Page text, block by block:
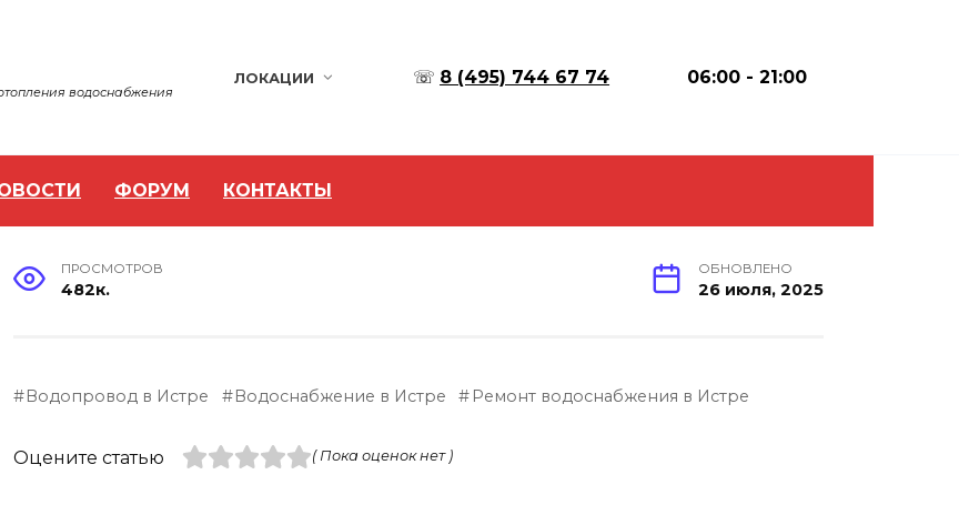
водоснабжения
ЛОКАЦИИ ☏ 8 (495) 744 67 74 06:00 - 21:00
ФОРУМ КОНТАКТЫ
ПРОСМОТРОВ
482к.
ОБНОВЛЕНО
26 июля, 2025
Водопровод в Истре Водоснабжение в Истре Ремонт водоснабжения в Истре
Оцените статью ( Пока оценок нет )